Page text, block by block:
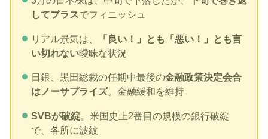
してプラスでフィニッシュ
リアル景気は、
「良い！」とも「悪い！」とも言
い切れない曖昧な状況
日銀、黒田総裁の任期中最後の金融政策決定会合
はノーサプライズ。金融緩和を維持
SVBが破綻。米国史上2番目の規模の銀行破綻
で、各所に波紋